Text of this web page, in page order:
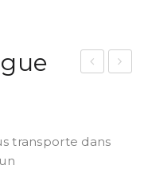
Pas
transporte dans